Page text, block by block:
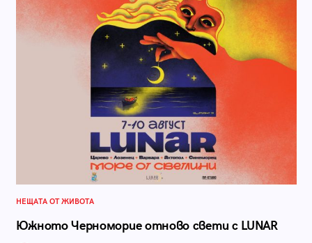
НЕЩАТА ОТ ЖИВОТА
Южното Черноморие отново свети с LUNAR